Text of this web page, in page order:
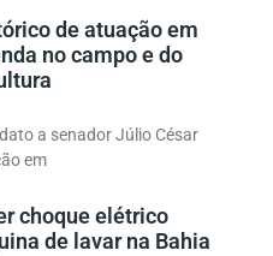
de atuação em
no campo e do
a senador Júlio César
em
choque elétrico
de lavar na Bahia